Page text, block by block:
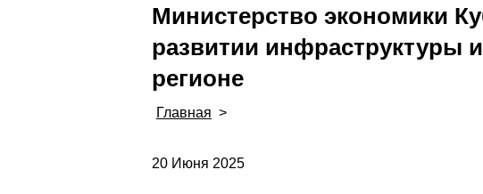
Министерство экономики
развитии инфраструктуры
регионе
Главная >
20 Июня 2025